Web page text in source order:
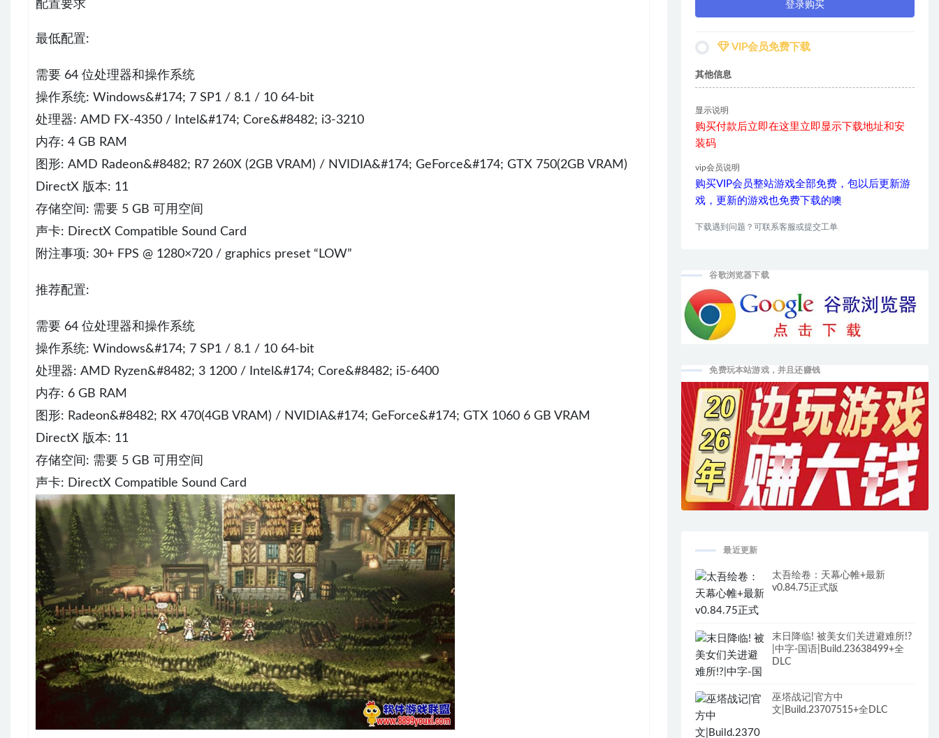
配置要求
最低配置:
需要 64 位处理器和操作系统
操作系统: Windows&#174; 7 SP1 / 8.1 / 10 64-bit
处理器: AMD FX-4350 / Intel&#174; Core&#8482; i3-3210
内存: 4 GB RAM
图形: AMD Radeon&#8482; R7 260X (2GB VRAM) / NVIDIA&#174; GeForce&#174; GTX 750(2GB VRAM)
DirectX 版本: 11
存储空间: 需要 5 GB 可用空间
声卡: DirectX Compatible Sound Card
附注事项: 30+ FPS @ 1280×720 / graphics preset “LOW”
推荐配置:
需要 64 位处理器和操作系统
操作系统: Windows&#174; 7 SP1 / 8.1 / 10 64-bit
处理器: AMD Ryzen&#8482; 3 1200 / Intel&#174; Core&#8482; i5-6400
内存: 6 GB RAM
图形: Radeon&#8482; RX 470(4GB VRAM) / NVIDIA&#174; GeForce&#174; GTX 1060 6 GB VRAM
DirectX 版本: 11
存储空间: 需要 5 GB 可用空间
声卡: DirectX Compatible Sound Card
登录购买
VIP会员免费下载
其他信息
显示说明
购买付款后立即在这里立即显示下载地址和安
装码
vip会员说明
购买VIP会员整站游戏全部免费，包以后更新游
戏，更新的游戏也免费下载的噢
下载遇到问题？可联系客服或提交工单
谷歌浏览器下载
免费玩本站游戏，并且还赚钱
最近更新
太吾绘卷：天幕心帷+最新
v0.84.75正式版
末日降临! 被美女们关进避难所!?
|中字-国语|Build.23638499+全
DLC
巫塔战记|官方中
文|Build.23707515+全DLC